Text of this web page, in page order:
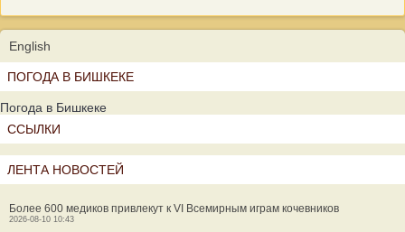
English
ПОГОДА В БИШКЕКЕ
Погода в Бишкеке
ССЫЛКИ
ЛЕНТА НОВОСТЕЙ
Более 600 медиков привлекут к VI Всемирным играм кочевников
2026-08-10 10:43